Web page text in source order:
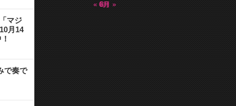
マジ
月14
で奏で
« 6月8月 »